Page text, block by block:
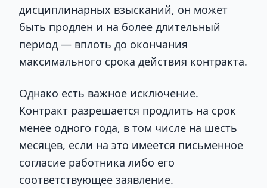
дисциплинарных взысканий, он может
быть продлен и на более длительный
период — вплоть до окончания
максимального срока действия контракта.
Однако есть важное исключение.
Контракт разрешается продлить на срок
менее одного года, в том числе на шесть
месяцев, если на это имеется письменное
согласие работника либо его
соответствующее заявление.